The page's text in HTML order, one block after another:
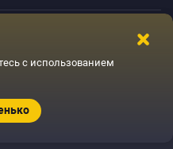
с использованием